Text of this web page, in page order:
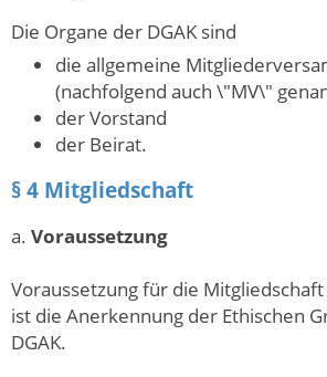
Die Organe der DGAK sind
die allgemeine
(nachfolgend auch \"MV\"
der Vorstand
der Beirat.
§ 4 Mitgliedschaft
a. Voraussetzung
Voraussetzung für die Mitgliedschaft
ist die Anerkennung der Ethischen
DGAK.